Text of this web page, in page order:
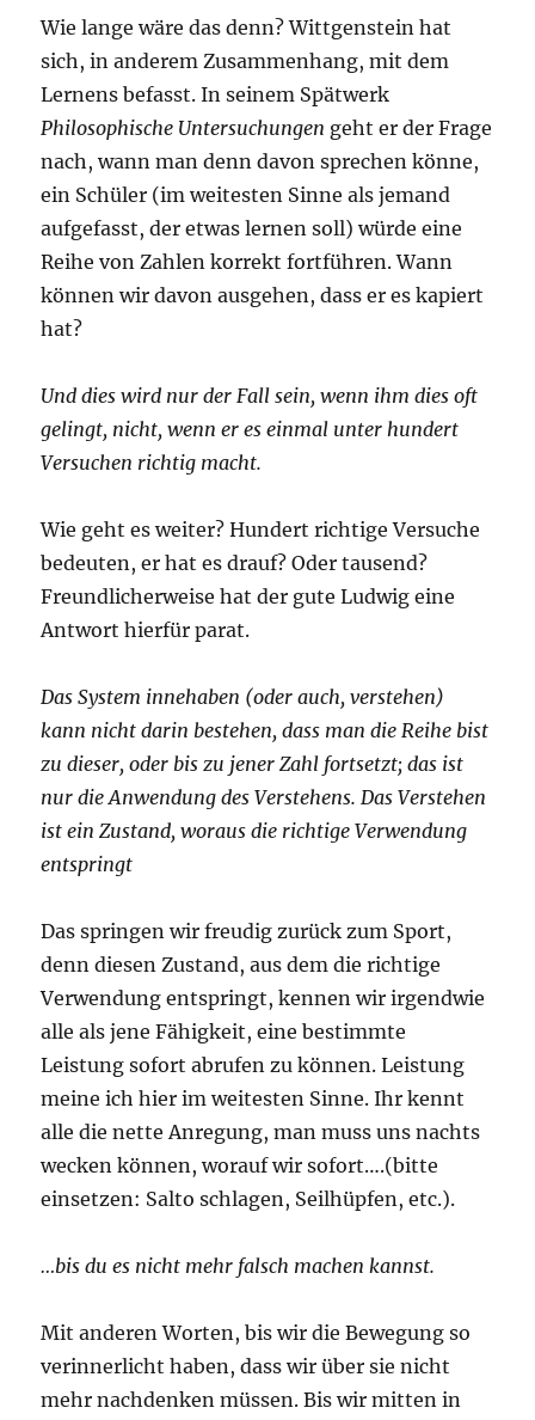
Wie lange wäre das denn? Wittgenstein hat
sich, in anderem Zusammenhang, mit dem
Lernens befasst. In seinem Spätwerk
Philosophische Untersuchungen geht er der Frage
nach, wann man denn davon sprechen könne,
ein Schüler (im weitesten Sinne als jemand
aufgefasst, der etwas lernen soll) würde eine
Reihe von Zahlen korrekt fortführen. Wann
können wir davon ausgehen, dass er es kapiert
hat?
Und dies wird nur der Fall sein, wenn ihm dies oft
gelingt, nicht, wenn er es einmal unter hundert
Versuchen richtig macht.
Wie geht es weiter? Hundert richtige Versuche
bedeuten, er hat es drauf? Oder tausend?
Freundlicherweise hat der gute Ludwig eine
Antwort hierfür parat.
Das System innehaben (oder auch, verstehen)
kann nicht darin bestehen, dass man die Reihe bist
zu dieser, oder bis zu jener Zahl fortsetzt; das ist
nur die Anwendung des Verstehens. Das Verstehen
ist ein Zustand, woraus die richtige Verwendung
entspringt
Das springen wir freudig zurück zum Sport,
denn diesen Zustand, aus dem die richtige
Verwendung entspringt, kennen wir irgendwie
alle als jene Fähigkeit, eine bestimmte
Leistung sofort abrufen zu können. Leistung
meine ich hier im weitesten Sinne. Ihr kennt
alle die nette Anregung, man muss uns nachts
wecken können, worauf wir sofort….(bitte
einsetzen: Salto schlagen, Seilhüpfen, etc.).
…bis du es nicht mehr falsch machen kannst.
Mit anderen Worten, bis wir die Bewegung so
verinnerlicht haben, dass wir über sie nicht
mehr nachdenken müssen. Bis wir mitten in